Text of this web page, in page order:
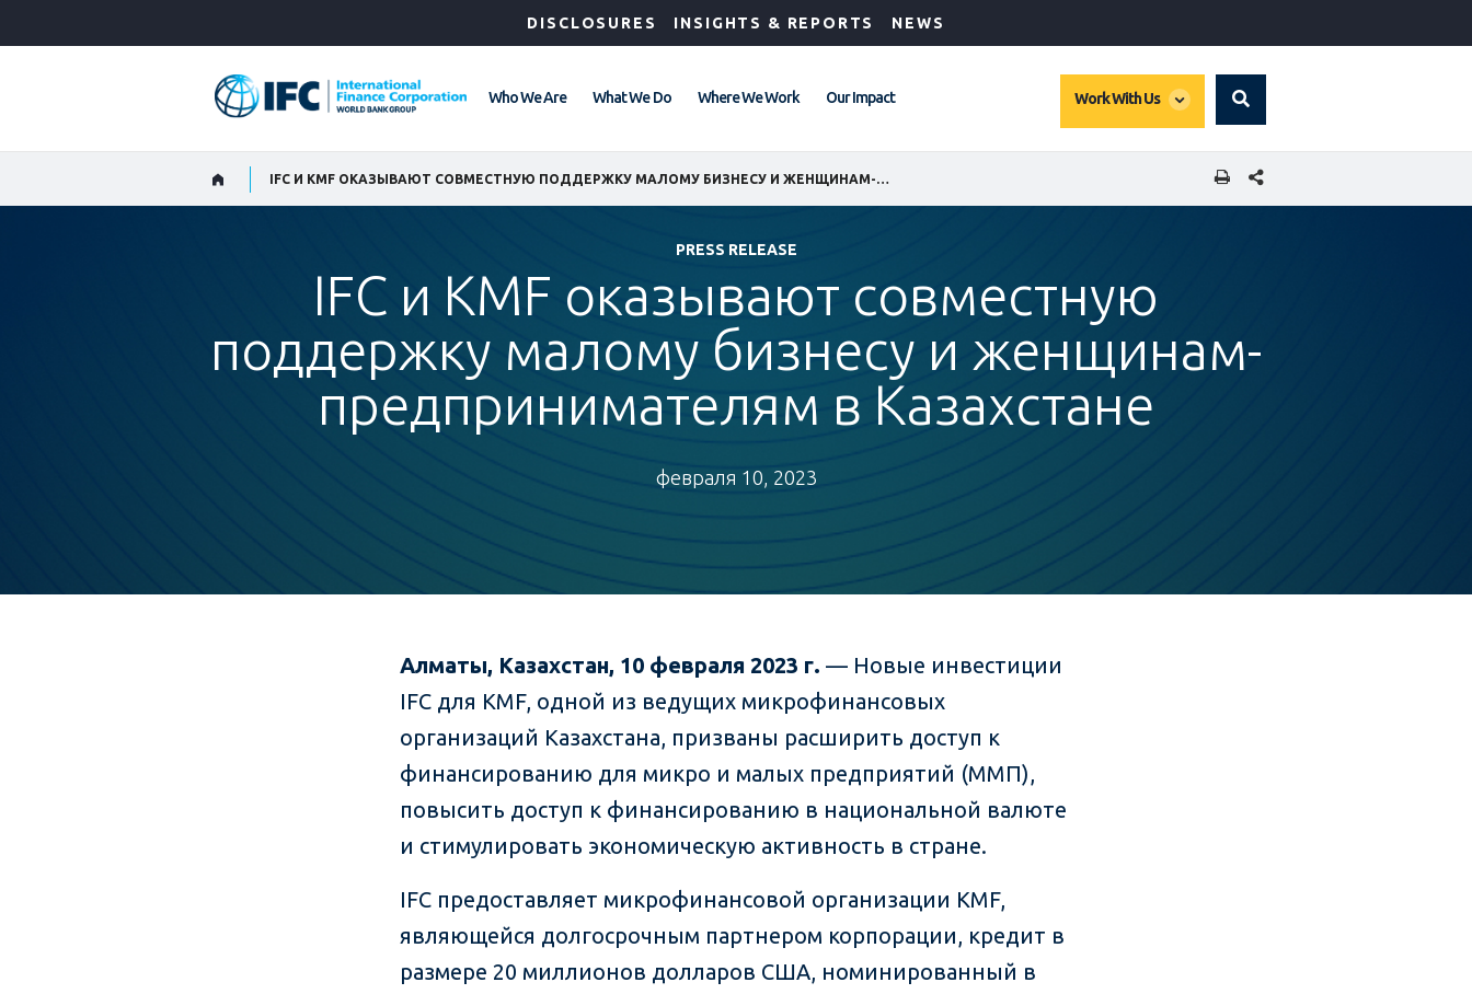
DISCLOSURES INSIGHTS & REPORTS NEWS
Who We Are What We Do Where We Work Our Impact Work With Us
global
Search
SHARE THIS PAGE
PRESS RELEASE
IFC и KMF оказывают совместную
поддержку малому бизнесу и женщинам-
предпринимателям в Казахстане
февраля 10, 2023
Алматы, Казахстан, 10 февраля 2023 г.— Новые инвестиции
IFC для KMF, одной из ведущих микрофинансовых
организаций Казахстана, призваны расширить доступ к
финансированию для микро и малых предприятий (ММП),
повысить доступ к финансированию в национальной валюте
и стимулировать экономическую активность в стране.
IFC предоставляет микрофинансовой организации KMF,
являющейся долгосрочным партнером корпорации, кредит в
размере 20 миллионов долларов США, номинированный в